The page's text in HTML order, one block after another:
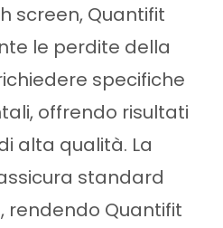
screen, Quantifit
le perdite della
specifiche
offrendo risultati
alta qualità. La
standard
rendendo Quantifit